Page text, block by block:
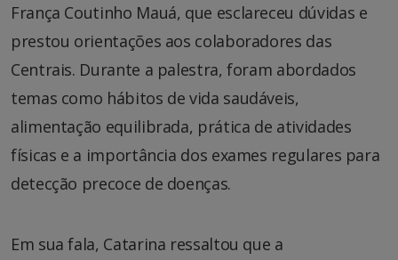
França Coutinho Mauá, que esclareceu dúvidas e
prestou orientações aos colaboradores das
Centrais. Durante a palestra, foram abordados
temas como hábitos de vida saudáveis,
alimentação equilibrada, prática de atividades
físicas e a importância dos exames regulares para
detecção precoce de doenças.
Em sua fala, Catarina ressaltou que a